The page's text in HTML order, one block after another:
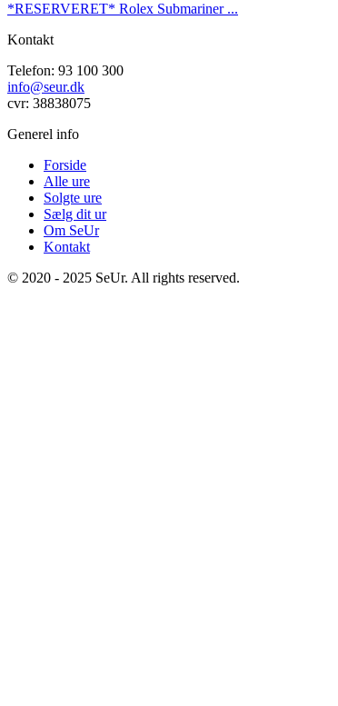
*RESERVERET* Rolex Submariner ...
Kontakt
Telefon: 93 100 300
info@seur.dk
cvr: 38838075
Generel info
Forside
Alle ure
Solgte ure
Sælg dit ur
Om SeUr
Kontakt
© 2020 - 2025 SeUr. All rights reserved.